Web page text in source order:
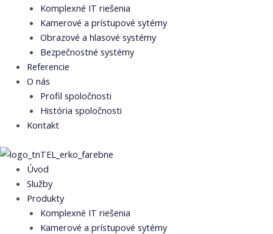
Komplexné IT riešenia
Kamerové a prístupové sytémy
Obrazové a hlasové systémy
Bezpečnostné systémy
Referencie
O nás
Profil spoločnosti
História spoločnosti
Kontakt
Úvod
Služby
Produkty
Komplexné IT riešenia
Kamerové a prístupové sytémy